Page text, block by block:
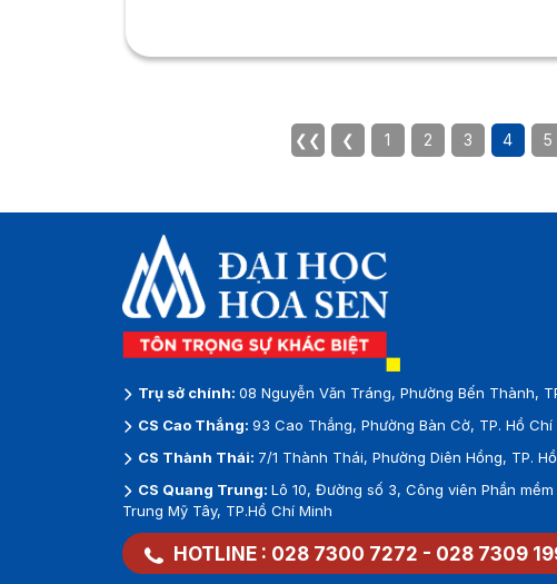
❮❮ ❮ 1 2 3 4 5
Trụ sở chính: 08 Nguyễn Văn Tráng, Phường Bến Thành,
CS Cao Thắng: 93 Cao Thắng, Phường Bàn Cờ, TP. Hồ Chí
CS Thành Thái: 7/1 Thành Thái, Phường Diên Hồng, TP.
CS Quang Trung: Lô 10, Đường số 3, Công viên Phần
Trung Mỹ Tây, TP.Hồ Chí Minh
HOTLINE : 028 7300 7272 - 028 7309